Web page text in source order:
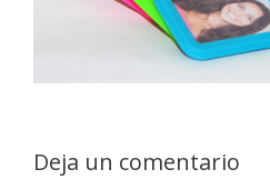
Deja un comentario